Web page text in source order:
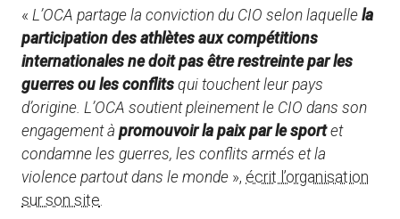
« L’OCA partage la conviction du CIO selon laquelle la
participation des athlètes aux compétitions
internationales ne doit pas être restreinte par les
guerres ou les conflits qui touchent leur pays
d’origine. L’OCA soutient pleinement le CIO dans son
engagement à promouvoir la paix par le sportet
condamne les guerres, les conflits armés et la
violence partout dans le monde », écrit l’organisation
sur son site.